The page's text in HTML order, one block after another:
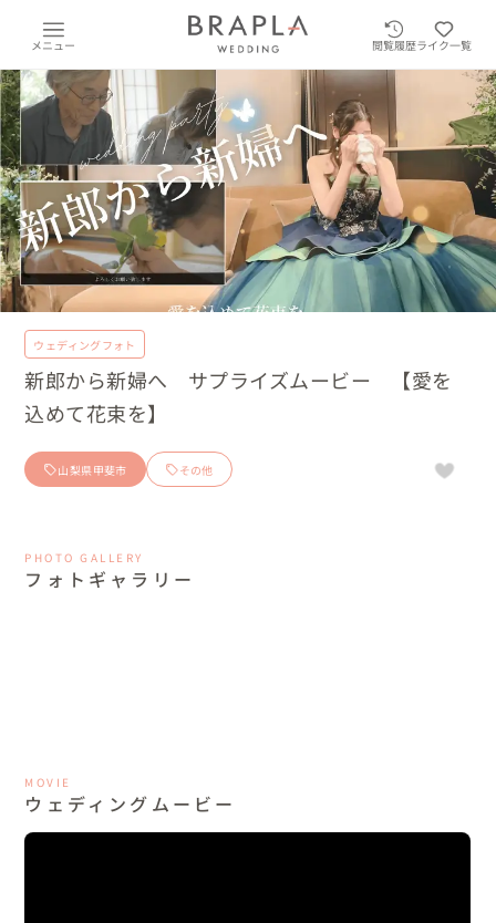
メニュー 閲覧履歴ライク一覧
ウェディングフォト
新郎から新婦へ サプライズムービー 【愛を
込めて花束を】
山梨県甲斐市 その他
PHOTO GALLERY
フォトギャラリー
MOVIE
ウェディングムービー